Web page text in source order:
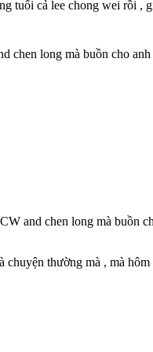
tuổi cả lee chong wei rồi ,
chen long mà buồn cho anh
and chen long mà buồn
chuyện thường mà , mà